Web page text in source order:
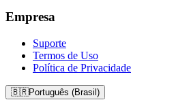
Empresa
Suporte
Termos de Uso
Política de Privacidade
🇧🇷Português (Brasil)